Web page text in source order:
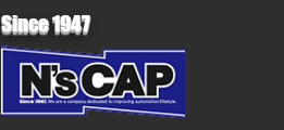
Since 1947